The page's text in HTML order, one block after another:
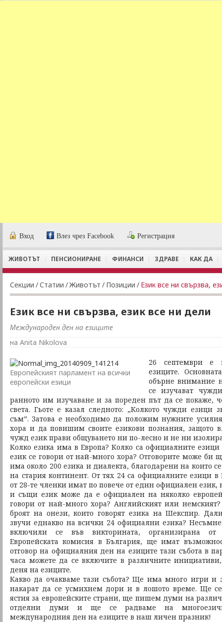
Вход Влез чрез Facebook Регистрация
ЖИВОТЪТ ПЕНСИОНИРАНЕ ФИНАНСИ ЗДРАВЕ КАК ДА
Секции /Статии /Животът / Позиции / Език все ни свързва,
Език все ни свързва, език все ни дели
Международен ден на езиците
на Anita Nikolova
Европейският парламент на всички
европейски езици
26 септември е
езиците.
обърне внимание
се изучават
ранното им изучаване и за пореден път да се покаже,
света. Гьоте е казал следното: „Колкото чужди езици
съм”. Затова е необходимо да положим нужните
хора и да повишим своите езикови познания, защото
чужд език прави общуването ни по-лесно и не ни
Колко езика има в Европа? Колко са официалните езици
език се говори от най-много хора? Отговорите може би
има около 200 езика и диалекта, благодарени на които
на стария континент. От тях 24 са официалните езици в
от 28-те членки имат по повече от един официален език,
и същи език може да е официален на няколко
говори от най-много хора? Английският или
броят на онези, които говорят езика на Шекспир.
звучи еднакво на всички 24 официални езика?
включили се във викторината, организирана от
Европейската комисия в България, ще имат
отговор на официалния ден на езиците тази събота в
часа можете да се включите в различните
деня на езиците.
Какво да очакваме тази събота? Ще има много игри и
накарат да се усмихнем дори и в лошото време. Ще
ястия за европейските страни, ще пишем думи на
отделни думи и ще се радваме на
международния ден на езиците в наш личен празник!